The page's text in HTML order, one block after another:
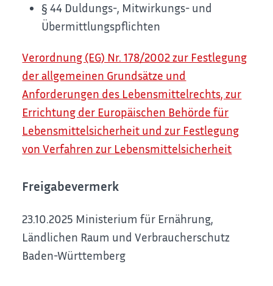
§ 44 Duldungs-, Mitwirkungs- und
Übermittlungspflichten
Verordnung (EG) Nr. 178/2002 zur Festlegung
der allgemeinen Grundsätze und
Anforderungen des Lebensmittelrechts, zur
Errichtung der Europäischen Behörde für
Lebensmittelsicherheit und zur Festlegung
von Verfahren zur Lebensmittelsicherheit
Freigabevermerk
23.10.2025 Ministerium für Ernährung,
Ländlichen Raum und Verbraucherschutz
Baden-Württemberg